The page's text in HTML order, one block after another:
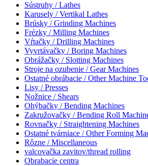
Sústruhy / Lathes
Karusely / Vertikal Lathes
Brúsky / Grinding Machines
Frézky / Milling Machines
Vŕtačky / Drilling Machines
Vyvrtávačky / Boring Machines
Obrážačky / Slotting Machines
Stroje na ozubenie / Gear Machines
Ostatné obrábacie / Other Machine
Lisy / Presses
Nožnice / Shears
Ohýbačky / Bending Machines
Zakružovačky / Bending Roll
Rovnačky / Straightening Machines
Ostatné tvárniace / Other Forming
Rôzne / Miscellaneous
valcovačka zavitov/thread rolling
Obrabacie centra